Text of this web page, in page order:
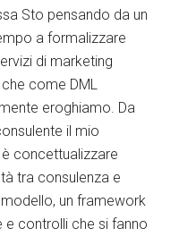
Sto pensando da un
a formalizzare
di marketing
come DML
eroghiamo. Da
il mio
concettualizzare
tra consulenza e
un framework
e controlli che si fanno